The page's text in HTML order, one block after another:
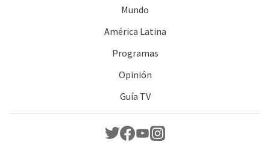
Mundo
América Latina
Programas
Opinión
Guía TV